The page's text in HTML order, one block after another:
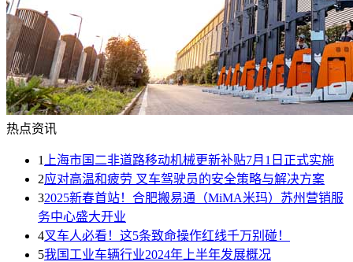
热点资讯
1
上海市国二非道路移动机械更新补贴7月1日正式实施
2应对高温和疲劳 叉车驾驶员的安全策略与解决方案
32025新春首站！合肥搬易通（MiMA米玛）苏州营销服
务中心盛大开业
4叉车人必看！这5条致命操作红线千万别碰！
5我国工业车辆行业2024年上半年发展概况